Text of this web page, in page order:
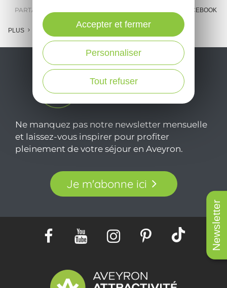
Newsletter
PARTAGER : FACEBOOK
PLUS
Ne manquez pas notre newsletter mensuelle
et laissez-vous inspirer pour profiter
pleinement de votre séjour en Aveyron.
Je m'abonne ici
Tout refuser
Personnaliser
Accepter et fermer